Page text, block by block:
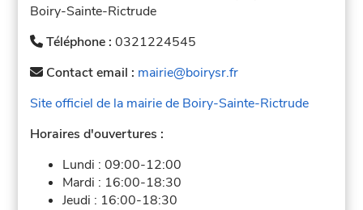
Boiry-Sainte-Rictrude
Téléphone :0321224545
Contact email : mairie@boirysr.fr
Site officiel de la mairie de Boiry-Sainte-Rictrude
Horaires d'ouvertures :
Lundi :09:00-12:00
Mardi : 16:00-18:30
Jeudi : 16:00-18:30